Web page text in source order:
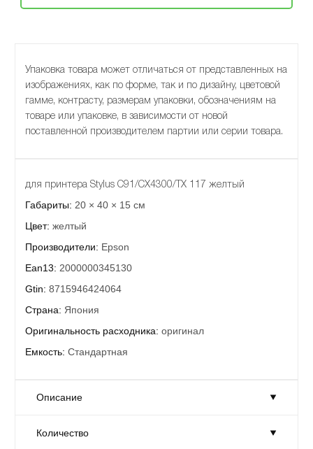
Упаковка товара может отличаться от представленных на
изображениях, как по форме, так и по дизайну, цветовой
гамме, контрасту, размерам упаковки, обозначениям на
товаре или упаковке, в зависимости от новой
поставленной производителем партии или серии товара.
для принтера Stylus C91/CX4300/TX 117 желтый
Габариты: 20 × 40 × 15 см
Цвет: желтый
Производители: Epson
Ean13: 2000000345130
Gtin: 8715946424064
Страна: Япония
Оригинальность расходника: оригинал
Емкость: Стандартная
Описание
для принтера Stylus C91/CX4300/TX 117 желтый
Количество